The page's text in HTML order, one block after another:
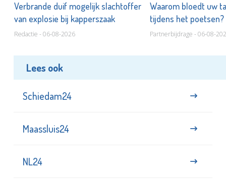
Verbrande duif mogelijk slachtoffer
van explosie bij kapperszaak
Redactie - 06-08-2026
Waarom bloedt uw
tijdens het poetsen?
Partnerbijdrage - 06-08-
Lees ook
Schiedam24
Maassluis24
NL24